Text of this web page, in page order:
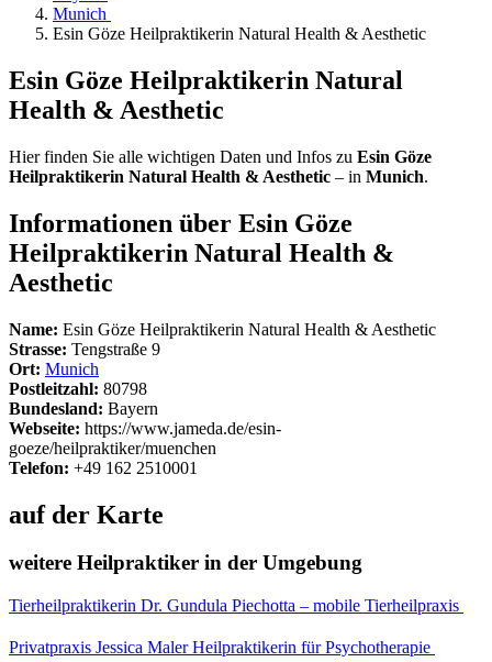
Munich
Esin Göze Heilpraktikerin Natural Health & Aesthetic
Esin Göze Heilpraktikerin Natural
Health & Aesthetic
Hier finden Sie alle wichtigen Daten und Infos zu Esin Göze
Heilpraktikerin Natural Health & Aesthetic – in Munich.
Informationen über Esin Göze
Heilpraktikerin Natural Health &
Aesthetic
Name: Esin Göze Heilpraktikerin Natural Health & Aesthetic
Strasse: Tengstraße 9
Ort: Munich
Postleitzahl: 80798
Bundesland: Bayern
Webseite: https://www.jameda.de/esin-
goeze/heilpraktiker/muenchen
Telefon: +49 162 2510001
auf der Karte
weitere Heilpraktiker in der Umgebung
Tierheilpraktikerin Dr. Gundula Piechotta – mobile Tierheilpraxis
Privatpraxis Jessica Maler Heilpraktikerin für Psychotherapie